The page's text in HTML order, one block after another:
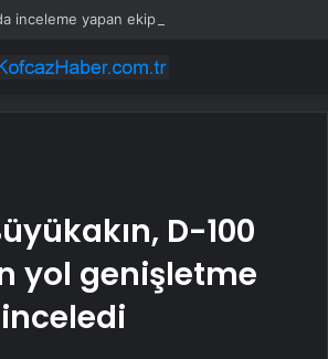
D-100
yol genişletme